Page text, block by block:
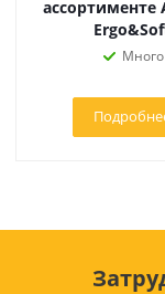
ассортименте
Много